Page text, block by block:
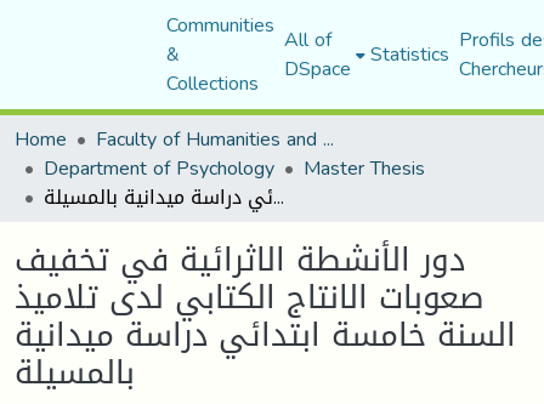
Communities
&
Collections
All of
DSpace Statistics Profils
Home
Faculty of Humanities and Social Sciences
Department of Psychology Master Thesis
دور الأنشطة الاثرائية في تخفيف صعوبات الانتاج الكتابي لدى تلاميذ السنة خامسة ابتدائي دراسة ميدانية بالمسيلة
دور الأنشطة الاثرائية في تخفيف
صعوبات الانتاج الكتابي لدى تلاميذ
السنة خامسة ابتدائي دراسة ميدانية
بالمسيلة